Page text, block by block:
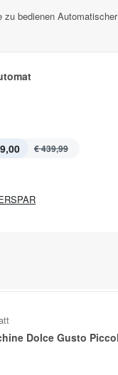
zu bedienen Automatischer
€ 439,99